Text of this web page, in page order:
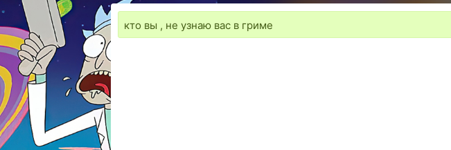
кто вы , не узнаю вас в гриме